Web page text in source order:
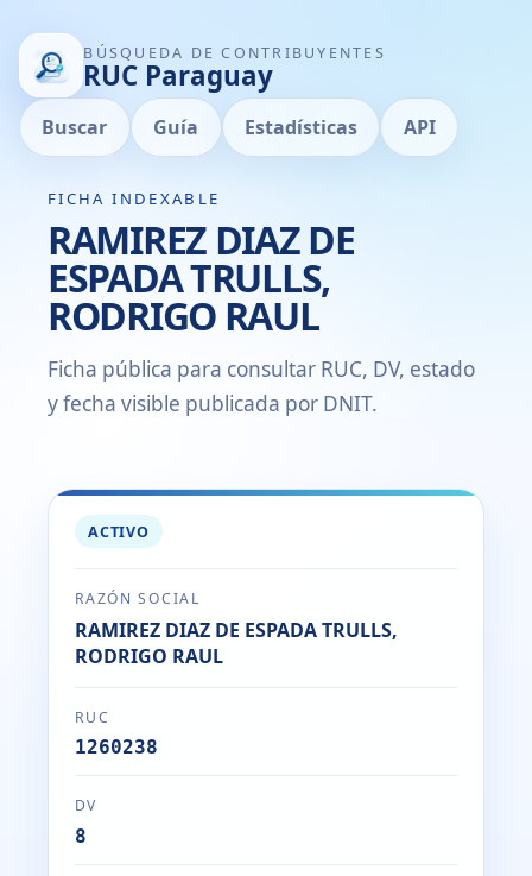
BÚSQUEDA DE CONTRIBUYENTES
RUC Paraguay
Buscar Guía Estadísticas API
FICHA INDEXABLE
RAMIREZ DIAZ DE
ESPADA TRULLS,
RODRIGO RAUL
Ficha pública para consultar RUC, DV, estado
y fecha visible publicada por DNIT.
ACTIVO
RAZÓN SOCIAL
RAMIREZ DIAZ DE ESPADA TRULLS,
RODRIGO RAUL
RUC
1260238
DV
8